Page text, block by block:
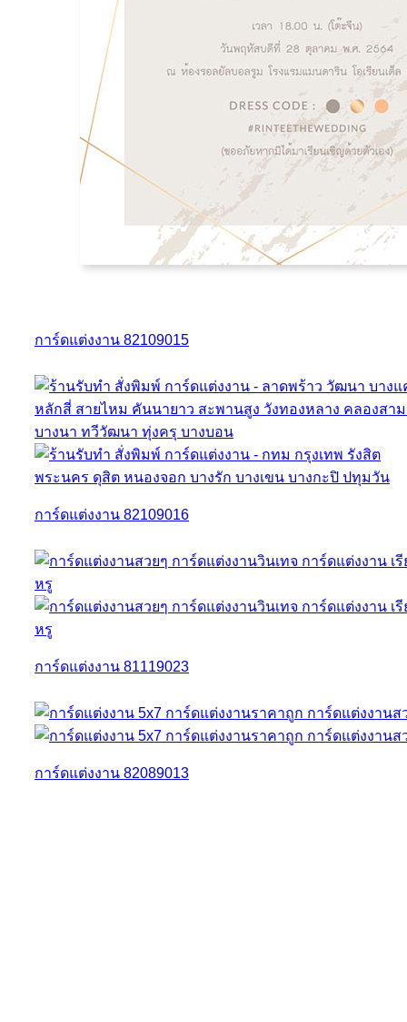
การ์ดแต่งงาน 82109015
การ์ดแต่งงาน 82109016
การ์ดแต่งงาน 81119023
การ์ดแต่งงาน 82089013